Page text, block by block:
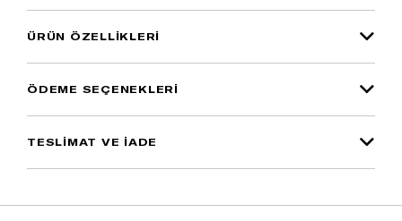
ÜRÜN ÖZELLIKLERI
ÖDEME SEÇENEKLERI
TESLİMAT VE İADE